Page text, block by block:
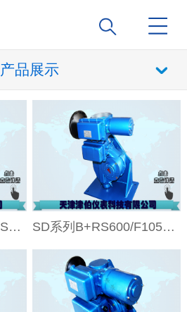
产品展示
B+RS800/F155H电动SD系列智能型电动执行机构 SD系列B+RS600/F105H智能型角行程电动执行机构